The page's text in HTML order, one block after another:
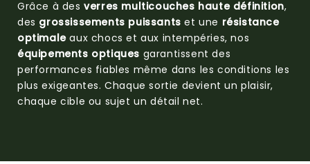
Grâce à desverres multicouches haute définition,
des grossissements puissants et une résistance
optimaleaux chocs et aux intempéries, nos
équipements optiques garantissent des
performances fiables même dans les conditions les
plus exigeantes. Chaque sortie devient un plaisir,
chaque cible ou sujet un détail net.